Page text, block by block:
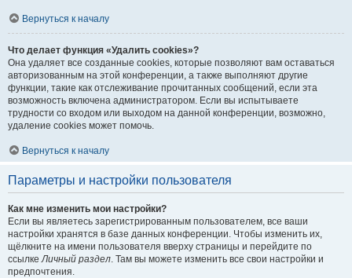
Вернуться к началу
Что делает функция «Удалить cookies»?
Она удаляет все созданные cookies, которые позволяют вам оставаться
авторизованным на этой конференции, а также выполняют другие
функции, такие как отслеживание прочитанных сообщений, если эта
возможность включена администратором. Если вы испытываете
трудности со входом или выходом на данной конференции, возможно,
удаление cookies может помочь.
Вернуться к началу
Параметры и настройки пользователя
Как мне изменить мои настройки?
Если вы являетесь зарегистрированным пользователем, все ваши
настройки хранятся в базе данных конференции. Чтобы изменить их,
щёлкните на имени пользователя вверху страницы и перейдите по
ссылке Личный раздел . Там вы можете изменить все свои настройки и
предпочтения.